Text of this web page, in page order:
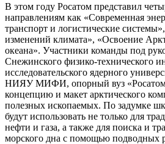
В этом году Росатом представил
направлениям как «Современная
транспорт и логистические
изменений климата», «Освоение
океана». Участники команды под
Снежинского физико-технического
исследовательского ядерного
НИЯУ МИФИ, опорный вуз
концепцию и макет арктического
полезных ископаемых. По задумке
будут использовать не только для
нефти и газа, а также для поиска и
морского дна с помощью подводных